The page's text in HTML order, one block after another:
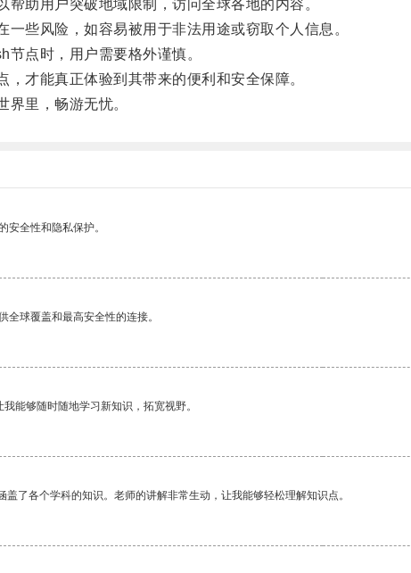
助用户突破地域限制，访问全球各地的内容。
些风险，如容易被用于非法用途或窃取个人信息。
点时，用户需要格外谨慎。
才能真正体验到其带来的便利和安全保障。
里，畅游无忧。
安全性和隐私保护。
全球覆盖和最高安全性的连接。
能够随时随地学习新知识，拓宽视野。
了各个学科的知识。老师的讲解非常生动，让我能够轻松理解知识点。